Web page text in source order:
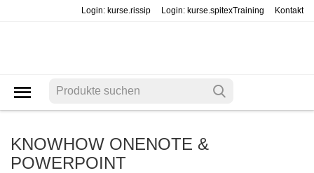
Login: kurse.rissip Login: kurse.spitexTraining Kontakt
KNOWHOW ONENOTE &
POWERPOINT